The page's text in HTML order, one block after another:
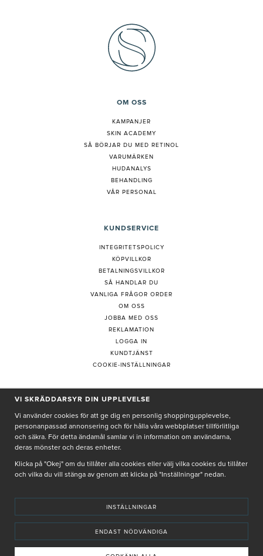
OM OSS
KAMPANJER
SKIN ACADEMY
SÅ BÖRJAR DU MED RETINOL
VARUMÄRKEN
HUDANALYS
BEHANDLING
VÅR PERSONAL
KUNDSERVICE
INTEGRITETSPOLICY
KÖPVILLKOR
BETALNINGSVILLKOR
SÅ HANDLAR DU
VANLIGA FRÅGOR ORDER
OM OSS
JOBBA MED OSS
REKLAMATION
LOGGA IN
KUNDTJÄNST
COOKIE-INSTÄLLNINGAR
PRENUMERERA PÅ NYHETSBREV
Genom att ge min e-post, accepterar jag Seth och Sally integritetspolicy
De uppgifter du matar in kommer endast användas till våra nyhetsbrev.
VI SKRÄDDARSYR DIN UPPLEVELSE
Vi använder cookies för att ge dig en personlig shoppingupplevelse,
personanpassad annonsering och för hålla våra webbplatser tillförlitliga
och säkra. För detta ändamål samlar vi in information om användarna,
deras mönster och deras enheter.
Klicka på "Okej" om du tillåter alla cookies eller välj vilka cookies du tillåter
och vilka du vill stänga av genom att klicka på "Inställningar" nedan.
INSTÄLLNINGAR
ENDAST NÖDVÄNDIGA